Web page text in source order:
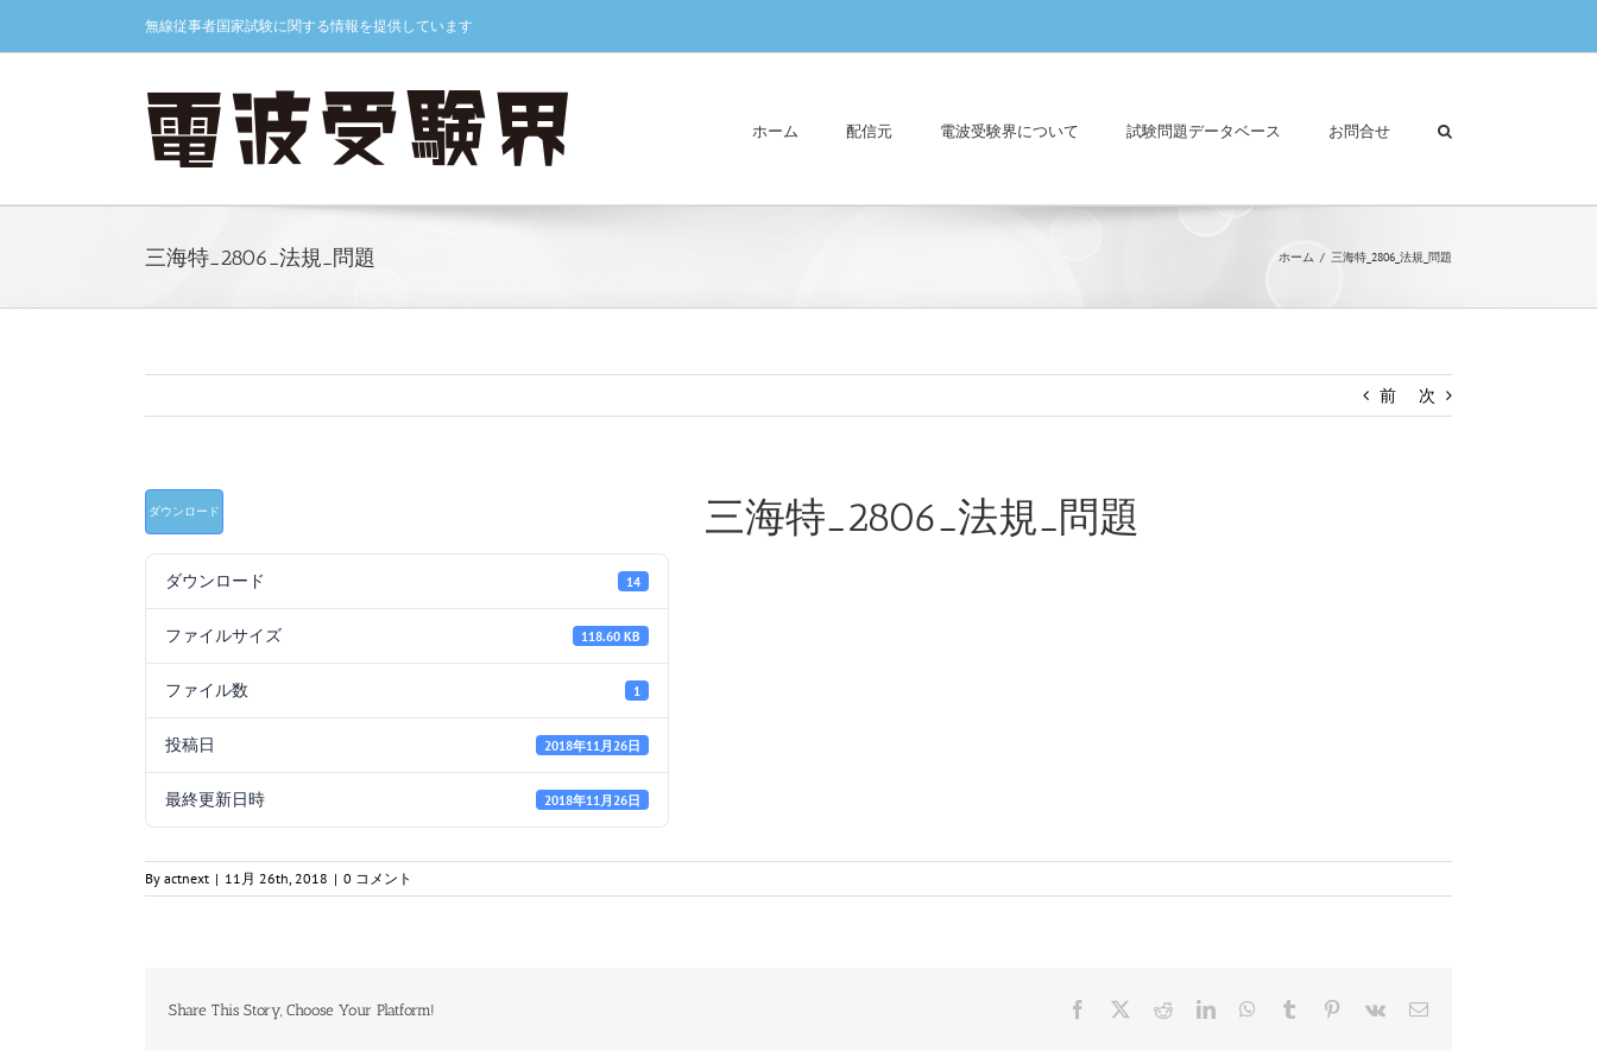
content
無線従事者国家試験に関する情報を提供しています
ホーム 配信元 電波受験界について 試験問題データベース お問合せ
三海特_2806_法規_問題 ホーム 三海特_2806_法規_問題
前 次
ダウンロード
ダウンロード 14
ファイルサイズ 118.60 KB
ファイル数 1
投稿日 2018年11月26日
最終更新日時 2018年11月26日
三海特_2806_法規_問題
By actnext | 11月 26th, 2018 | 0 コメント
Share This Story, Choose Your Platform! Facebook RedditLinkedInWhatsApp
Tumblr Pinterest
Vk
電